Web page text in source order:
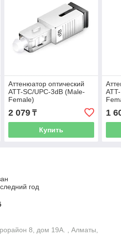
Аттенюатор оптический
ATT-SC/UPC-3dB (Male-
Female)
2 079₸
Купить
1
год
8, дом 19А. , Алматы,